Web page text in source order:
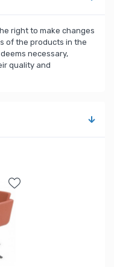
right to make changes
of the products in the
necessary,
quality and